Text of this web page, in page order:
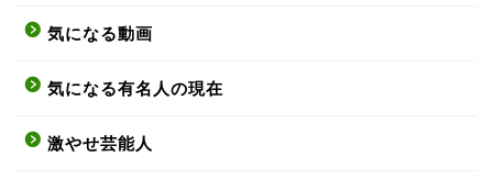
気になる動画
気になる有名人の現在
激やせ芸能人